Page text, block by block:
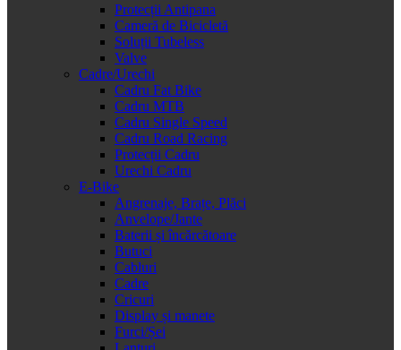
Protecții Antipana
Cameră de Bicicletă
Soluții Tubeless
Valve
Cadre/Urechi
Cadru Fat Bike
Cadru MTB
Cadru Single Speed
Cadru Road Racing
Protecții Cadru
Urechi Cadru
E-Bike
Angrenaje, Brațe, Plăci
Anvelope/Jante
Baterii și încărcătoare
Butuci
Cabluri
Cadre
Cricuri
Display și manete
Furci/Șei